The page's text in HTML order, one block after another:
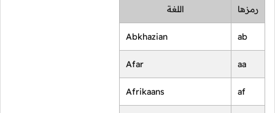
اللغة رمزها
Abkhazian ab
Afar aa
Afrikaans af